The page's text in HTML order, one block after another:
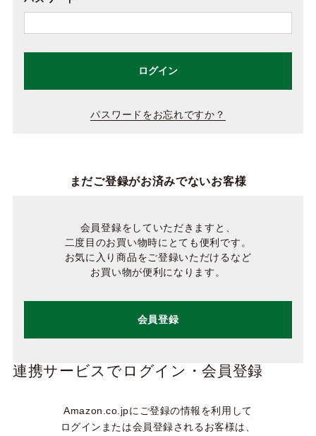
ログイン
パスワードをお忘れですか？
まだご登録がお済みでないお客様
会員登録をしていただきますと、
二度目のお買い物時にとても便利です。
お気に入り商品をご登録いただけるなど
お買い物が便利になります。
会員登録
連携サービスでログイン・会員登録
Amazon.co.jpにご登録の情報を利用して
ログインまたは会員登録されるお客様は、